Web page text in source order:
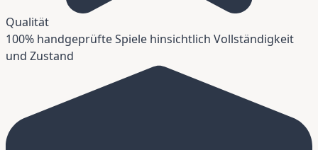
Qualität
100% handgeprüfte Spiele hinsichtlich Vollständigkeit
und Zustand